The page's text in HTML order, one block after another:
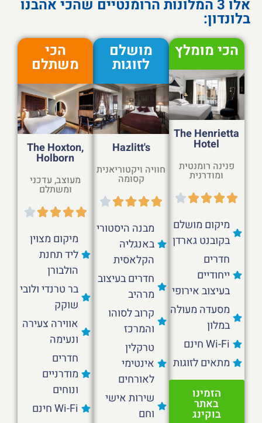
אלו 3 המלונות הרומנטיים שהכי אהבנו
מושלם
לזוגות
Hazlitt's
חוויה ויקטוריאנית
קסומה
מבנה היסטורי
באנגליה
הקלאסית
חדרים בעיצוב
מרהיב
קרוב לסוהו
והמרכז
טרקלין
אינטימי
לאורחים
שירות אישי
וחם
הכי מומלץ
The Henrietta
Hotel
פנינה רומנטית
ומודרנית
מיקום מושלם
בקובנט גארדן
חדרים
ייחודיים
בעיצוב אירופי
מסעדה מעולה
במלון
Wi-Fi חינם
מתאים לזוגות
הזמינו
באתר
בוקינג
הכי
משתלם
The Hoxton,
Holborn
מעוצב, עדכני
ומשתלם
מיקום מצוין
ליד תחנת
הולבורן
בר טרנדי ולובי
שוקק
אווירה צעירה
ונעימה
חדרים
מודרניים
ונוחים
Wi-Fi חינם